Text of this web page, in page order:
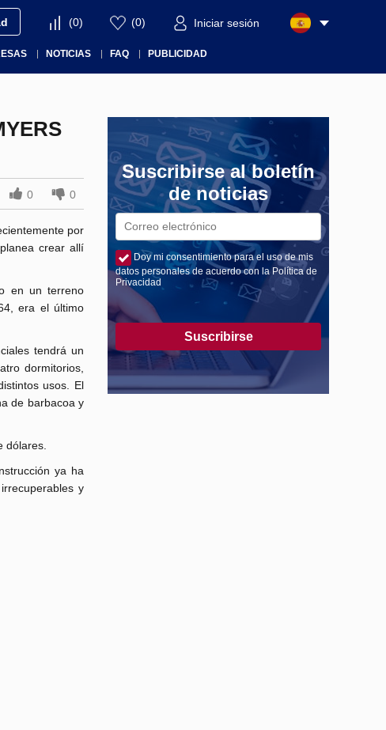
(0) (0) Iniciar sesión
NOTICIAS FAQ PUBLICIDAD
0 0
por
crear allí
en un terreno
era el último
tendrá un
dormitorios,
usos. El
de barbacoa y
dólares.
ya ha
y
Suscribirse al boletín
de noticias
Doy mi consentimiento para el uso de mis
datos personales de acuerdo con la Política de
Privacidad
Suscribirse